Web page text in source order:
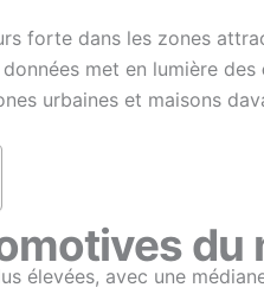
forte dans les zones
met en lumière des
urbaines et maisons
du
élevées, avec une